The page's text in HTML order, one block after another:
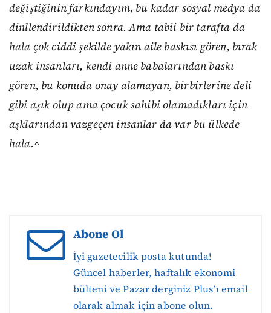
değiştiğinin farkındayım, bu kadar sosyal medya da
dinllendirildikten sonra. Ama tabii bir tarafta da
hala çok ciddi şekilde yakın aile baskısı gören, bırak
uzak insanları, kendi anne babalarından baskı
gören, bu konuda onay alamayan, birbirlerine deli
gibi aşık olup ama çocuk sahibi olamadıkları için
aşklarından vazgeçen insanlar da var bu ülkede
hala.^
Abone Ol
İyi gazetecilik posta kutunda!
Güncel haberler, haftalık ekonomi
bülteni ve Pazar derginiz Plus’ı email
olarak almak için abone olun.